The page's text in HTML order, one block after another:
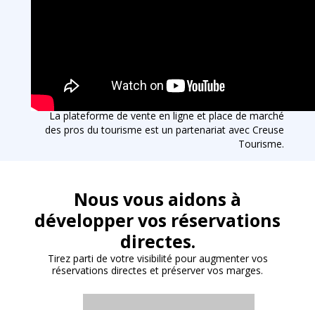
La plateforme de vente en ligne et place de marché
des pros du tourisme est un partenariat avec Creuse
Tourisme.
Nous vous aidons à
développer vos réservations
directes.
Tirez parti de votre visibilité pour augmenter vos
réservations directes et préserver vos marges.